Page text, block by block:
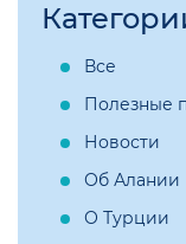
Все
Полезные
Новости
Об Алании
О Турции